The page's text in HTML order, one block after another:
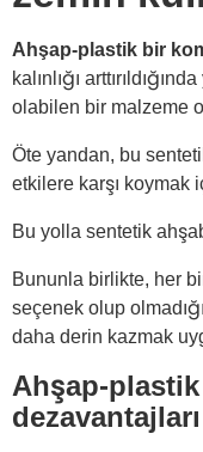
Ahşap-plastik bir
kalınlığı
olabilen bir malzeme
Öte yandan, bu
etkilere karşı koymak
Bu yolla sentetik
Bununla birlikte, her
seçenek olup
daha derin kazmak
Ahşap-
dezavantajları